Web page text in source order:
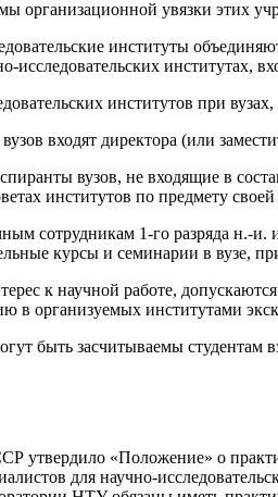
организационной увязки этих
институты
институтах,
институтов при
входят директора (или
вузов, не входящие в
институтов по предмету
сотрудникам 1-го разряда н.-и.
курсы и семинарии в вузе,
к научной работе,
в организуемых институтами
быть засчитываемы
утвердило «Положение» о
для научно-